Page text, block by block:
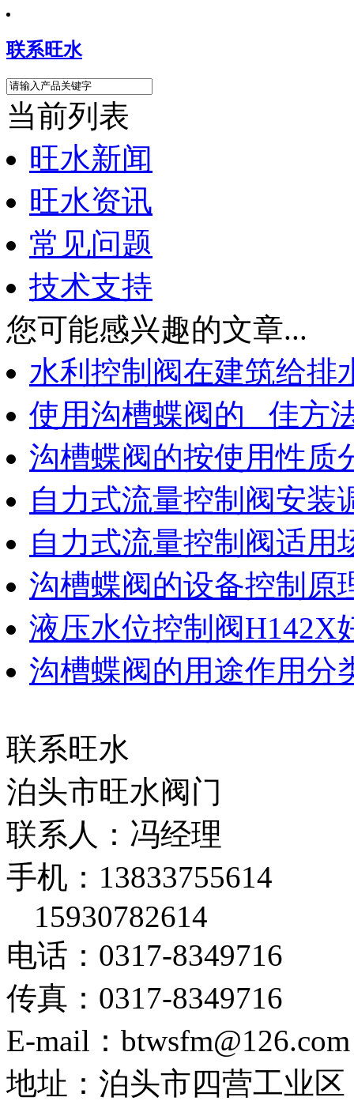
联系旺水
当前列表
旺水新闻
旺水资讯
常见问题
技术支持
您可能感兴趣的文章...
水利控制阀在建筑给排
使用沟槽蝶阀的 佳方
沟槽蝶阀的按使用性质
自力式流量控制阀安装
自力式流量控制阀适用
沟槽蝶阀的设备控制原
液压水位控制阀H142X
沟槽蝶阀的用途作用分
联系旺水
泊头市旺水阀门
联系人：冯经理
手机：13833755614
15930782614
电话：0317-8349716
传真：0317-8349716
E-mail：btwsfm@126.com
地址：泊头市四营工业区